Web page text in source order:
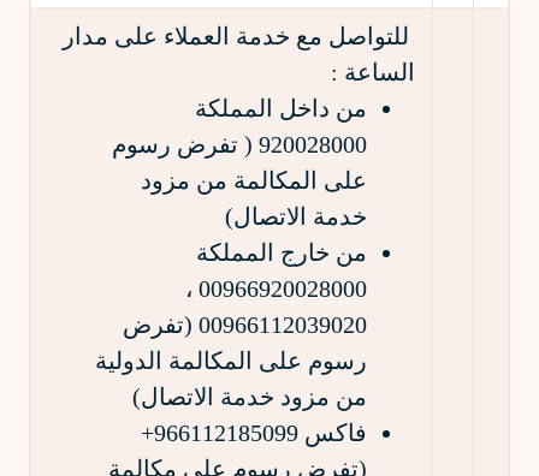
للتواصل مع خدمة العملاء على مدار
الساعة :
من داخل المملكة
920028000 ( تفرض رسوم
على المكالمة من مزود
خدمة الاتصال)
من خارج المملكة
00966920028000 ،
00966112039020 (تفرض
رسوم على المكالمة الدولية
من مزود خدمة الاتصال)
فاكس 966112185099+
(تفرض رسوم على مكالمة